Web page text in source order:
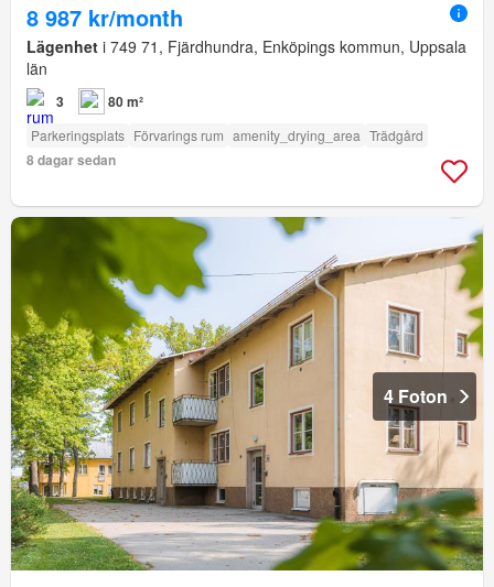
8 987 kr/month
Lägenhet i 749 71, Fjärdhundra, Enköpings kommun, Uppsala
län
3 80 m²
Parkeringsplats Förvarings rum amenity_drying_area Trädgård
8 dagar sedan
4 Foton